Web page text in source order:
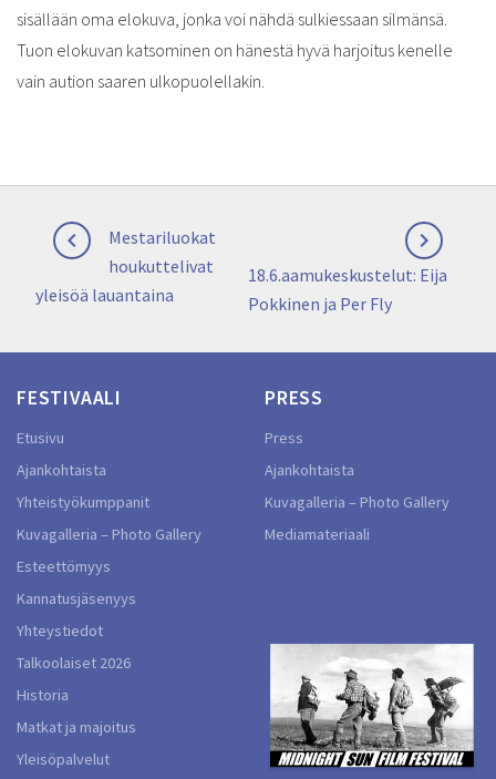
sisällään oma elokuva, jonka voi nähdä sulkiessaan silmänsä.
Tuon elokuvan katsominen on hänestä hyvä harjoitus kenelle
vain aution saaren ulkopuolellakin.
Artikkelien
selaus

Previous
post:
Mestariluokat
houkuttelivat
yleisöä lauantaina

Next
post:
18.6.aamukeskustelut: Eija
Pokkinen ja Per Fly
FESTIVAALI
Etusivu
Ajankohtaista
Yhteistyökumppanit
Kuvagalleria – Photo Gallery
Esteettömyys
Kannatusjäsenyys
Yhteystiedot
Talkoolaiset 2026
Historia
Matkat ja majoitus
Yleisöpalvelut
PRESS
Press
Ajankohtaista
Kuvagalleria – Photo Gallery
Mediamateriaali